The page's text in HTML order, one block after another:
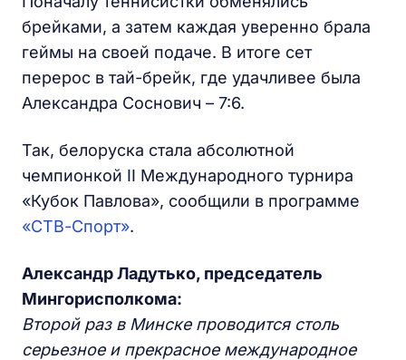
брейками, а затем каждая уверенно брала
геймы на своей подаче. В итоге сет
перерос в тай-брейк, где удачливее была
Александра Соснович – 7:6.
Так, белоруска стала абсолютной
чемпионкой II Международного турнира
«Кубок Павлова», сообщили в программе
«СТВ-Спорт».
Александр Ладутько, председатель
Мингорисполкома:
Второй раз в Минске проводится столь
серьезное и прекрасное международное